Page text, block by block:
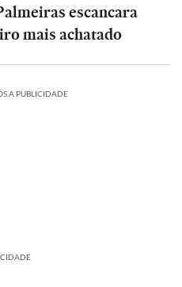
escancara
mais achatado
A PUBLICIDADE